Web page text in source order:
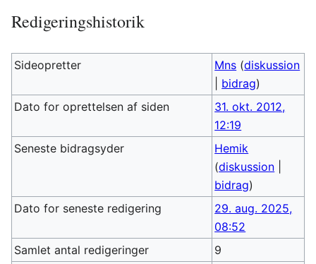
Redigeringshistorik
Sideopretter Mns (diskussion
bidrag)
Dato for oprettelsen af siden
31. okt. 2012,
12:19
Seneste bidragsyder
Hemik
(diskussion
bidrag)
Dato for seneste redigering
29. aug. 2025,
08:52
Samlet antal redigeringer
9